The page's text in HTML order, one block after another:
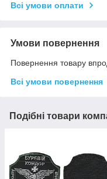
Всі умови оплати
Умови повернення
Повернення товару
Всі умови повернення
Подібні товари